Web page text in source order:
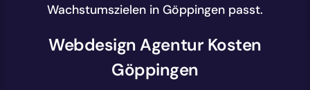
Wachstumszielen in Göppingen passt.
Webdesign Agentur Kosten
Göppingen